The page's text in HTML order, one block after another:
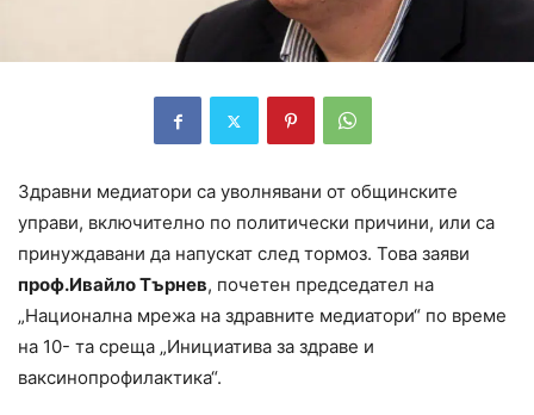
Здравни медиатори са уволнявани от общинските
управи, включително по политически причини, или са
принуждавани да напускат след тормоз. Това заяви
проф.Ивайло Търнев, почетен председател на
„Национална мрежа на здравните медиатори“ по време
на 10- та среща „Инициатива за здраве и
ваксинопрофилактика“.